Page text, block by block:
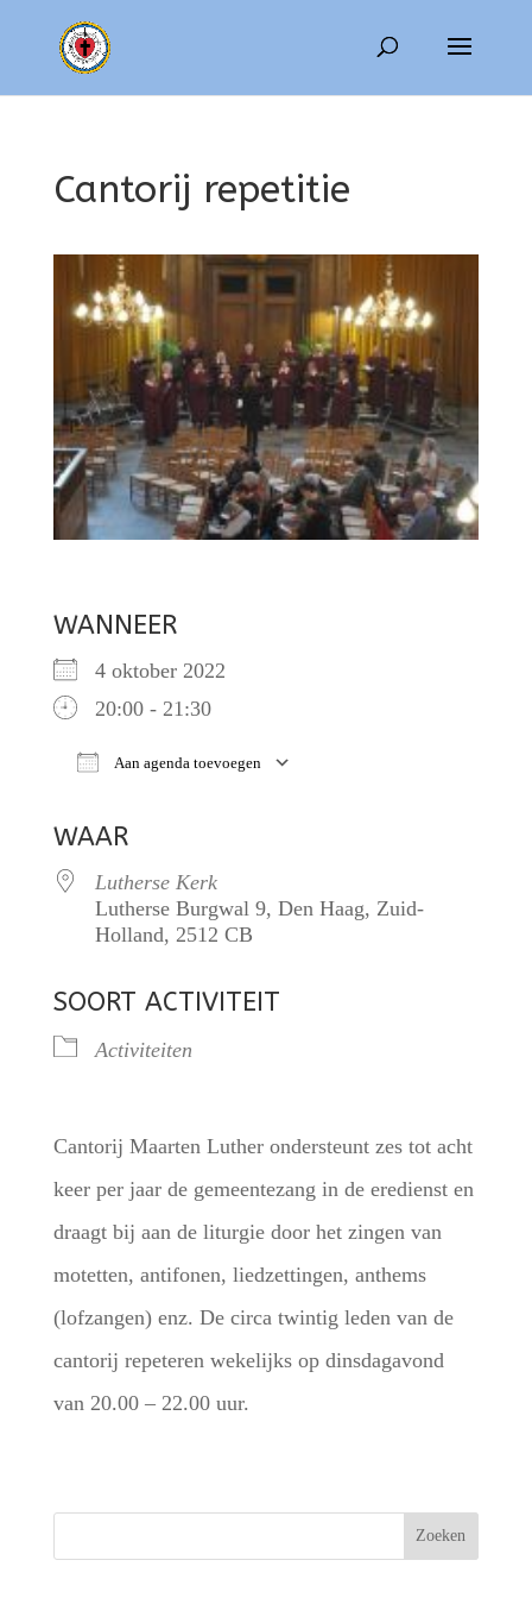
Cantorij repetitie
WANNEER
4 oktober 2022
20:00 - 21:30
Aan agenda toevoegen
WAAR
Lutherse Kerk
Lutherse Burgwal 9, Den Haag, Zuid-
Holland, 2512 CB
SOORT ACTIVITEIT
Activiteiten
Cantorij Maarten Luther ondersteunt zes tot acht
keer per jaar de gemeentezang in de eredienst en
draagt bij aan de liturgie door het zingen van
motetten, antifonen, liedzettingen, anthems
(lofzangen) enz. De circa twintig leden van de
cantorij repeteren wekelijks op dinsdagavond
van 20.00 – 22.00 uur.